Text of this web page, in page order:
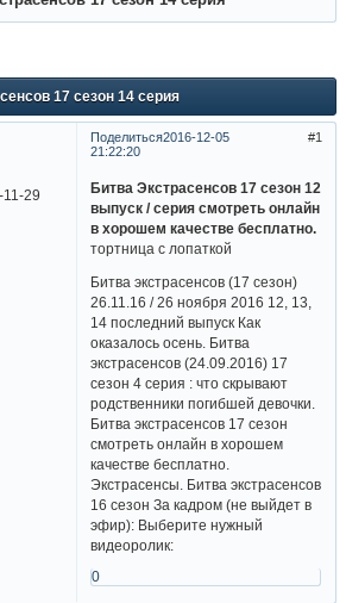
17 сезон 14 серия
Поделиться 1
2016-12-05
21:22:20
11-29
Битва Экстрасенсов 17 сезон 12
выпуск / серия смотреть онлайн
в хорошем качестве бесплатно.
тортница с лопаткой
Битва экстрасенсов (17 сезон)
26.11.16 / 26 ноября 2016 12, 13,
14 последний выпуск Как
оказалось осень. Битва
экстрасенсов (24.09.2016) 17
сезон 4 серия : что скрывают
родственники погибшей девочки.
Битва экстрасенсов 17 сезон
смотреть онлайн в хорошем
качестве бесплатно.
Экстрасенсы. Битва экстрасенсов
16 сезон За кадром (не выйдет в
эфир): Выберите нужный
видеоролик:
0